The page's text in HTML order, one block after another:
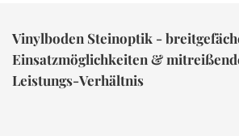
Vinylboden Steinoptik -
Einsatzmöglichkeiten &
Leistungs-Verhältnis